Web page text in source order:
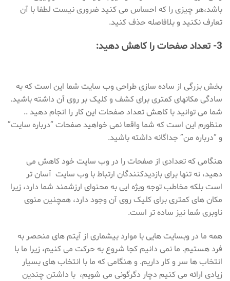
باشد،هر چیزی را که احساس می کنید ضروری نیست لطفا با آن
تعارف نکنید و بلافاصله حذف کنید.
3- تعداد صفحات را کاهش دهید:
بخش بزرگی از ساده سازی طراحی وب سایت شما این است که به
سادگی مکانهای کمتری برای کشف و کلیک بر روی آن داشته باشید.
شما می توانید با کاهش تعداد صفحات این کار را انجام دهید ..
منظورم این است که شما واقعا نمی خواهید صفحات “درباره سایت”
و “درباره من” جداگانه داشته باشید.
هنگامی که تعدادی از صفحات را در وب سایت خود کاهش می
دهید، نه تنها برای بازدیدکنندگان ارتباط با وب سایت آسان تر
است بلکه مخاطب توجه ویژه ایی به محنوای ارزشمند شما دارد، زیرا
مکان های کمتری برای کلیک روی آن وجود دارد، همچنین منوی
ناوبری شما نیز ساده تر است.
همه ما در وبسایت هایی با موارد بیشماری از آیتم های منحصر به
فرد هستیم. ما نمی دانیم کجا شروع به حرکت می کنیم، زیرا ما با
انتخاب ها سر و کار داریم. و هنگامی که ما با انتخاب های بسیار
زیادی ارائه می کنیم دچار دگرگونی می شویم، با داشتن چندین